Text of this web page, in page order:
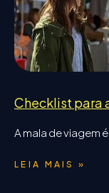
Checklist para
A mala de viagem
LEIA MAIS »